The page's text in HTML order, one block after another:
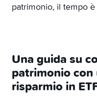
patrimonio, il tempo
Una guida su
patrimonio con
risparmio in